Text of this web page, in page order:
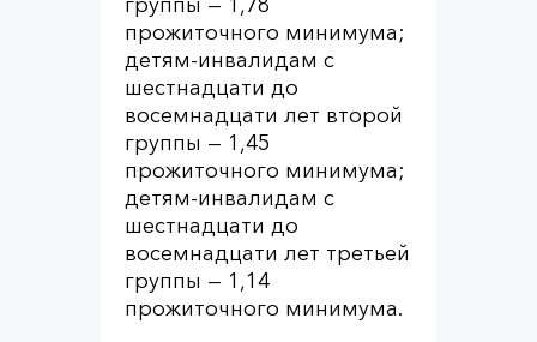
прожиточного минимума;
детям-инвалидам с
шестнадцати до
восемнадцати лет второй
группы — 1,45
прожиточного минимума;
детям-инвалидам с
шестнадцати до
восемнадцати лет третьей
группы — 1,14
прожиточного минимума.